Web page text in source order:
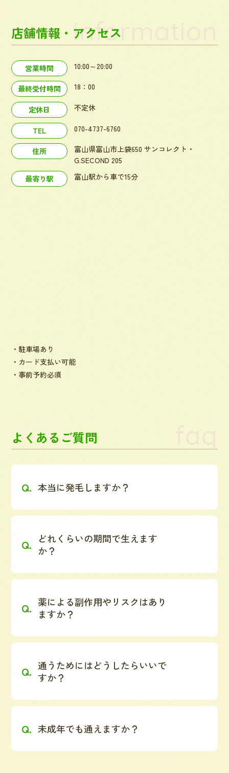
店舗情報・アクセスinformation
営業時間 10:00～20:00
最終受付時間 18：00
定休日 不定休
TEL 070-4737-6760
住所
富山県富山市上袋650 サンコレクト・
G.SECOND 205
最寄り駅
富山駅から車で15分
・駐車場あり
・カード支払い可能
・事前予約必須
よくあるご質問
本当に発毛しますか？
どれくらいの期間で生えます
か？
薬による副作用やリスクはあり
ますか？
通うためにはどうしたらいいで
すか？
未成年でも通えますか？